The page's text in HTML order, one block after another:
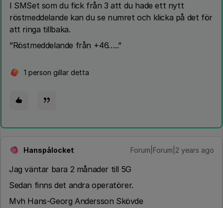
I SMSet som du fick från 3 att du hade ett nytt
röstmeddelande kan du se numret och klicka på det för
att ringa tillbaka.
”Röstmeddelande från +46…..”
T 1 person gillar detta
H Hanspålocket Forum|Forum|2 years ago
Jag väntar bara 2 månader till 5G
Sedan finns det andra operatörer.
Mvh Hans-Georg Andersson Skövde